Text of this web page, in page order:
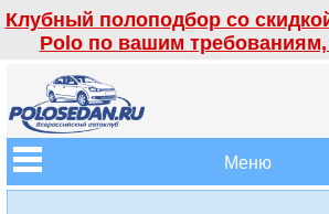
Клубный полоподбор со
Polo по вашим требованиям,
Меню